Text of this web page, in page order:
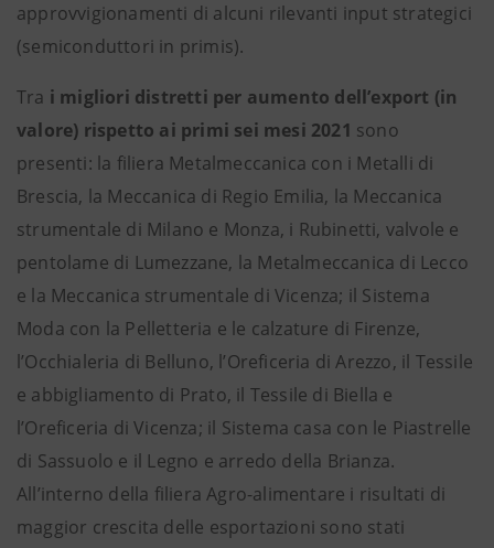
approvvigionamenti di alcuni rilevanti input strategici
(semiconduttori in primis).
Tra i migliori distretti per aumento dell’export (in
valore) rispetto ai primi sei mesi 2021 sono
presenti: la filiera Metalmeccanica con i Metalli di
Brescia, la Meccanica di Regio Emilia, la Meccanica
strumentale di Milano e Monza, i Rubinetti, valvole e
pentolame di Lumezzane, la Metalmeccanica di Lecco
e la Meccanica strumentale di Vicenza; il Sistema
Moda con la Pelletteria e le calzature di Firenze,
l’Occhialeria di Belluno, l’Oreficeria di Arezzo, il Tessile
e abbigliamento di Prato, il Tessile di Biella e
l’Oreficeria di Vicenza; il Sistema casa con le Piastrelle
di Sassuolo e il Legno e arredo della Brianza.
All’interno della filiera Agro-alimentare i risultati di
maggior crescita delle esportazioni sono stati